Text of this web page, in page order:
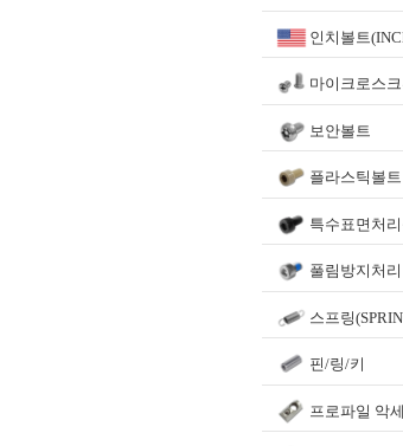
인치볼트
마이크로스
보안볼트
플라스틱볼트
특수표면처
풀림방지처리
스프링
핀/링/키
프로파일 악